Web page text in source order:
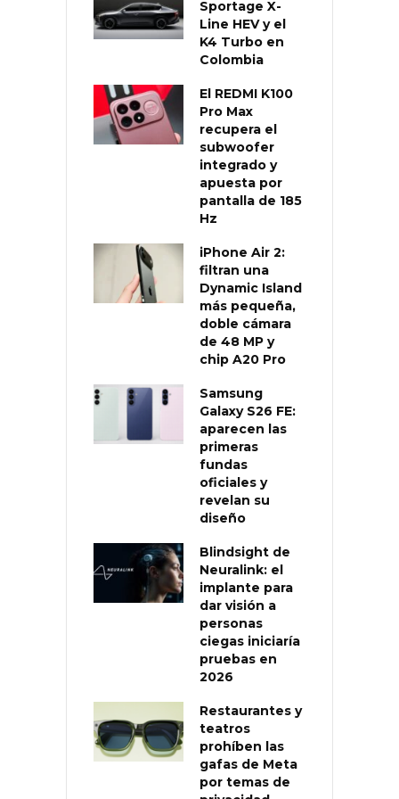
Sportage X-
Line HEV y el
K4 Turbo en
Colombia
El REDMI K100
Pro Max
recupera el
subwoofer
integrado y
apuesta por
pantalla de 185
Hz
iPhone Air 2:
filtran una
Dynamic Island
más pequeña,
doble cámara
de 48 MP y
chip A20 Pro
Samsung
Galaxy S26 FE:
aparecen las
primeras
fundas
oficiales y
revelan su
diseño
Blindsight de
Neuralink: el
implante para
dar visión a
personas
ciegas iniciaría
pruebas en
2026
Restaurantes y
teatros
prohíben las
gafas de Meta
por temas de